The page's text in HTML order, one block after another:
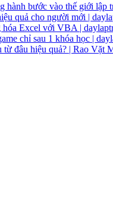
hành bước vào thế giới lập
quả cho người mới |
Excel với VBA |
chỉ sau 1 khóa học |
đâu hiệu quả? | Rao Vặt